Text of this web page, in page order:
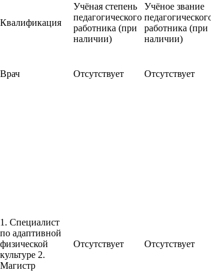
Квалификация
Учёная степень
педагогического
работника (при
наличии)
Учёное звание
работника (при
наличии)
Врач Отсутствует Отсутствует
1. Специалист
по адаптивной
физической
культуре 2.
Магистр
Отсутствует Отсутствует